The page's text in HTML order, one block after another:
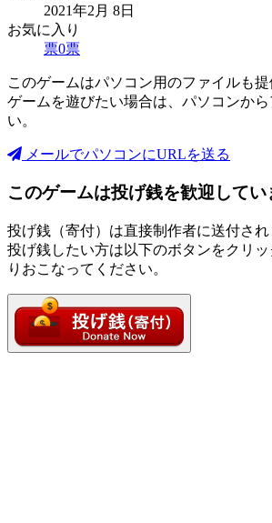
2021年2月 8日
お気に入り
票0票
このゲームはパソコン用のファイルも提
ゲームを遊びたい場合は、パソコンか
い。
メールでパソコンにURLを送る
このゲームは投げ銭を歓迎してい
投げ銭（寄付）は直接制作者に送付され
投げ銭したい方は以下のボタンをクリ
りおこなってください。